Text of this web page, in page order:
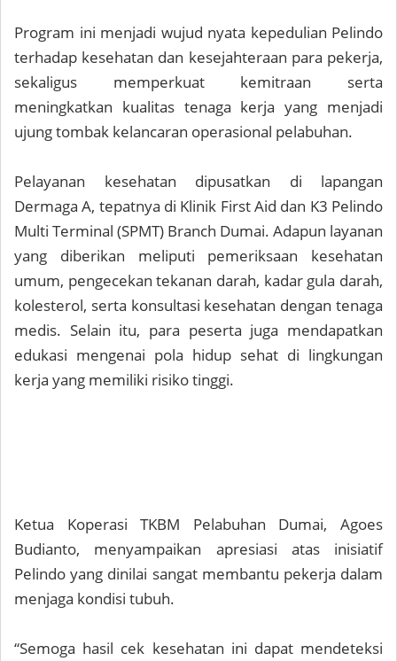
Program ini menjadi wujud nyata kepedulian Pelindo
terhadap kesehatan dan kesejahteraan para pekerja,
sekaligus memperkuat kemitraan serta
meningkatkan kualitas tenaga kerja yang menjadi
ujung tombak kelancaran operasional pelabuhan.
Pelayanan kesehatan dipusatkan di lapangan
Dermaga A, tepatnya di Klinik First Aid dan K3 Pelindo
Multi Terminal (SPMT) Branch Dumai. Adapun layanan
yang diberikan meliputi pemeriksaan kesehatan
umum, pengecekan tekanan darah, kadar gula darah,
kolesterol, serta konsultasi kesehatan dengan tenaga
medis. Selain itu, para peserta juga mendapatkan
edukasi mengenai pola hidup sehat di lingkungan
kerja yang memiliki risiko tinggi.
Ketua Koperasi TKBM Pelabuhan Dumai, Agoes
Budianto, menyampaikan apresiasi atas inisiatif
Pelindo yang dinilai sangat membantu pekerja dalam
menjaga kondisi tubuh.
“Semoga hasil cek kesehatan ini dapat mendeteksi